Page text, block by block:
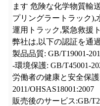
ます 危険な化学物質輸
プリングラートラック),
運用トラック,緊急救援
弊社は,以下の認証を通
製品品質: GB/T19001-
-環境保護: GB/T45001-
労働者の健康と安全保護
2011/OHSAS18001:2007
販売後のサービス:GB/